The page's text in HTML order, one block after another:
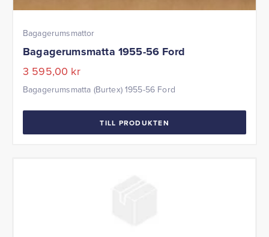
Bagagerumsmattor
Bagagerumsmatta 1955-56 Ford
3 595,00 kr
Bagagerumsmatta (Burtex) 1955-56 Ford
TILL PRODUKTEN